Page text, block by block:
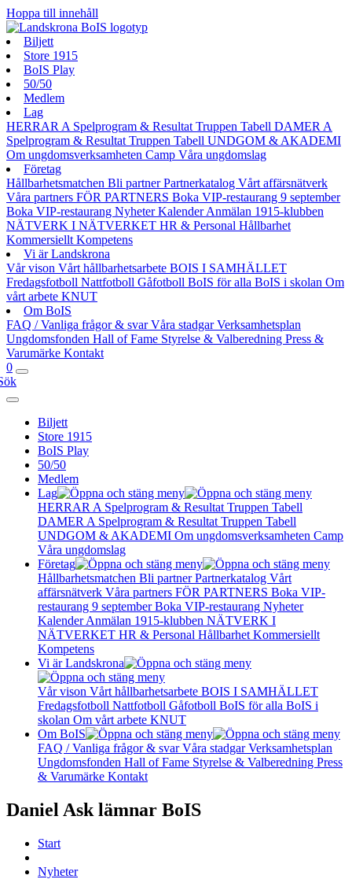
Hoppa till innehåll
Biljett
Store 1915
BoIS Play
50/50
Medlem
Lag
HERRAR A Spelprogram & Resultat Truppen Tabell DAMER A
Spelprogram & Resultat Truppen Tabell UNDGOM & AKADEMI
Om ungdomsverksamheten Camp Våra ungdomslag
Företag
Hållbarhetsmatchen Bli partnerPartnerkatalog Vårt affärsnätverk
Våra partners FÖR PARTNERS Boka VIP-restaurang 9 september
Boka VIP-restaurang NyheterKalenderAnmälan 1915-klubben
NÄTVERK I NÄTVERKET HR & Personal Hållbarhet
Kommersiellt Kompetens
Vi är Landskrona
Vår vison Vårt hållbarhetsarbete BOIS I SAMHÄLLET
Fredagsfotboll Nattfotboll Gåfotboll BoIS för alla BoIS i skolan Om
vårt arbete KNUT
Om BoIS
FAQ / Vanliga frågor & svarVåra stadgarVerksamhetsplan
Ungdomsfonden Hall of Fame Styrelse & Valberedning Press &
Varumärke Kontakt
0
Biljett
Store 1915
BoIS Play
50/50
Medlem
Lag
HERRAR A Spelprogram & Resultat Truppen Tabell
DAMER A Spelprogram & Resultat Truppen Tabell
UNDGOM & AKADEMI Om ungdomsverksamheten Camp
Våra ungdomslag
Företag
Hållbarhetsmatchen Bli partnerPartnerkatalog Vårt
affärsnätverk Våra partners FÖR PARTNERS Boka VIP-
restaurang 9 septemberBoka VIP-restaurang Nyheter
KalenderAnmälan 1915-klubben NÄTVERK I
NÄTVERKET HR & Personal Hållbarhet Kommersiellt
Kompetens
Vi är Landskrona
Vår vison Vårt hållbarhetsarbete BOIS I SAMHÄLLET
Fredagsfotboll Nattfotboll Gåfotboll BoIS för alla BoIS i
skolan Om vårt arbete KNUT
Om BoIS
FAQ / Vanliga frågor & svarVåra stadgarVerksamhetsplan
Ungdomsfonden Hall of Fame Styrelse & Valberedning Press
& Varumärke Kontakt
Daniel Ask lämnar BoIS
Start
Nyheter